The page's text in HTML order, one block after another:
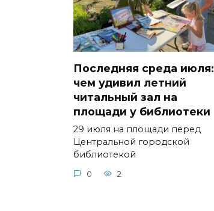
Последняя среда июля:
чем удивил летний
читальный зал на
площади у библиотеки
29 июля на площади перед
Центральной городской
библиотекой
0 2